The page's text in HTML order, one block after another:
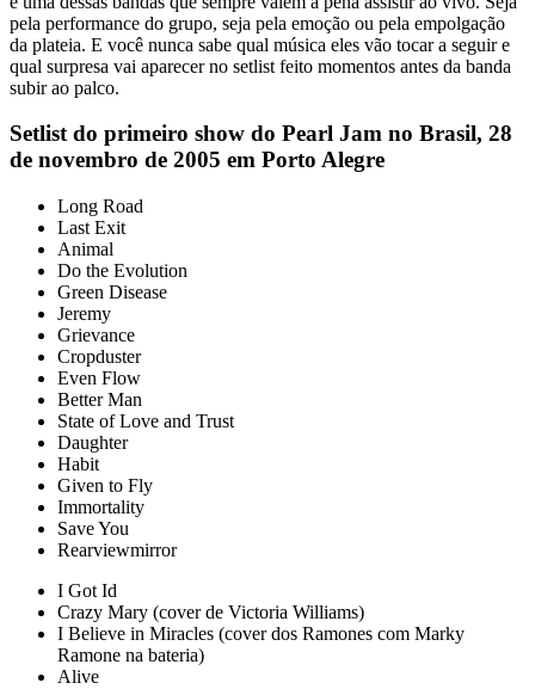
pela performance do grupo, seja pela emoção ou pela empolgação
da plateia. E você nunca sabe qual música eles vão tocar a seguir e
qual surpresa vai aparecer no setlist feito momentos antes da banda
subir ao palco.
Setlist do primeiro show do Pearl Jam no Brasil, 28
de novembro de 2005 em Porto Alegre
Long Road
Last Exit
Animal
Do the Evolution
Green Disease
Jeremy
Grievance
Cropduster
Even Flow
Better Man
State of Love and Trust
Daughter
Habit
Given to Fly
Immortality
Save You
Rearviewmirror
I Got Id
Crazy Mary (cover de Victoria Williams)
I Believe in Miracles (cover dos Ramones com Marky
Ramone na bateria)
Alive